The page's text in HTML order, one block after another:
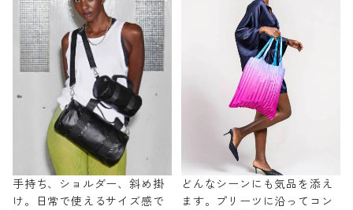
手持ち、ショルダー、斜め掛
け。日常で使えるサイズ感で
どんなシーンにも気品を添え
ます。プリーツに沿ってコン